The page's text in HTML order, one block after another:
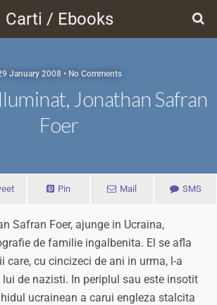
Carti / Ebooks
January 2008 • No Comments
Jonathan Safran
Foer
Pin Mail SMS
Safran Foer, ajunge in Ucraina,
de familie ingalbenita. El se afla
care, cu cincizeci de ani in urma, l-a
de nazisti. In periplul sau este insotit
ucrainean a carui engleza stalcita